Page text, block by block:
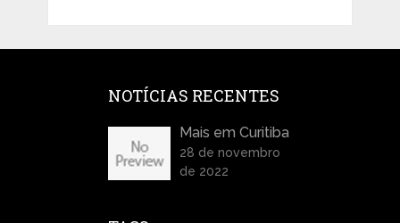
NOTÍCIAS RECENTES
Mais em Curitiba
28 de novembro
de 2022